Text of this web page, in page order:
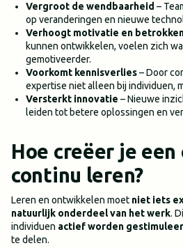
Vergroot de wendbaarheid –
op veranderingen en nieuwe
Verhoogt motivatie en
kunnen ontwikkelen, voelen zich
gemotiveerder.
Voorkomt kennisverlies– Door
expertise niet alleen bij individuen,
Versterkt innovatie – Nieuwe
leiden tot betere oplossingen en
Hoe creëer je
continu leren?
Leren en ontwikkelen moet niet iets
natuurlijk onderdeel van het werk.
individuen actief worden
te delen.